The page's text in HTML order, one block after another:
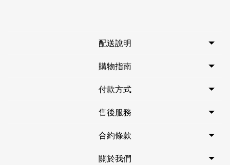
配送說明
購物指南
付款方式
售後服務
合約條款
關於我們